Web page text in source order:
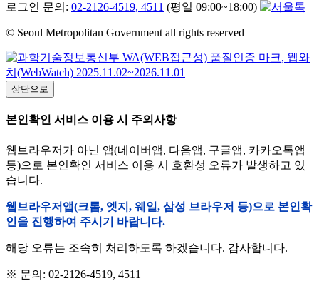
로그인 문의: 02-2126-4519, 4511 (평일 09:00~18:00)
© Seoul Metropolitan Government all rights reserved
상단으로
본인확인 서비스 이용 시 주의사항
웹브라우저가 아닌 앱(네이버앱, 다음앱, 구글앱, 카카오톡앱
등)으로 본인확인 서비스 이용 시 호환성 오류가 발생하고 있
습니다.
웹브라우저앱(크롬, 엣지, 웨일, 삼성 브라우저 등)으로 본인확
인을 진행하여 주시기 바랍니다.
해당 오류는 조속히 처리하도록 하겠습니다. 감사합니다.
※ 문의: 02-2126-4519, 4511